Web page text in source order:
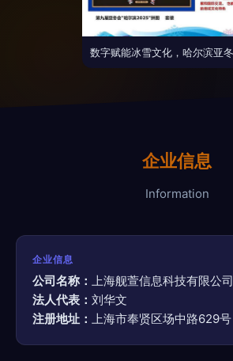
企业信息
Information
企业信息
公司名称： 上海舰萱信息科技有限公司
法人代表： 刘华文
注册地址： 上海市奉贤区场中路629号